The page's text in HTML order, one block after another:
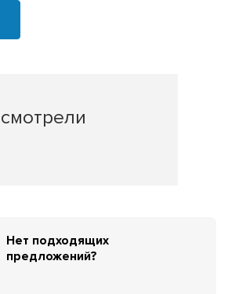
Нет подходящих
предложений?